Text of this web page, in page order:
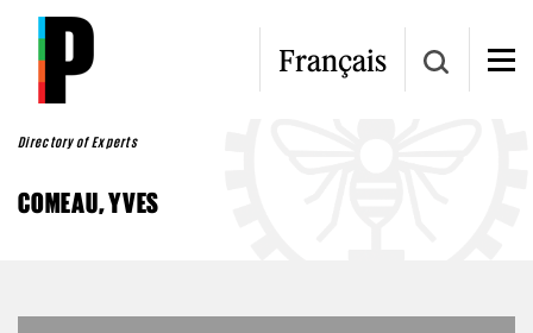
Skip to main content
Français
Directory of Experts
COMEAU, YVES